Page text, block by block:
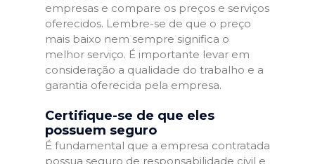
empresas e compare os preços e serviços
oferecidos. Lembre-se de que o preço
mais baixo nem sempre significa o
melhor serviço. É importante levar em
consideração a qualidade do trabalho e a
garantia oferecida pela empresa.
Certifique-se de que eles
possuem seguro
É fundamental que a empresa contratada
possua seguro de responsabilidade civil e